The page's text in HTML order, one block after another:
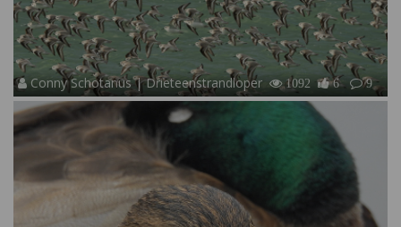
Conny Schotanus | Drieteenstrandloper 1092 6 9